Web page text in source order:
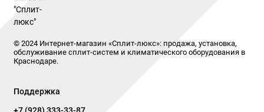
© 2024 Интернет-магазин «Сплит-люкс»: продажа, установка,
обслуживание сплит-систем и климатического оборудования в
Краснодаре.
Поддержка
+7 (928) 333-33-87